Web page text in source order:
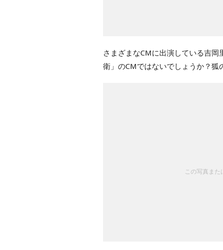
さまざまなCMに出演している吉
衛」のCMではないでしょうか？
この写真ま